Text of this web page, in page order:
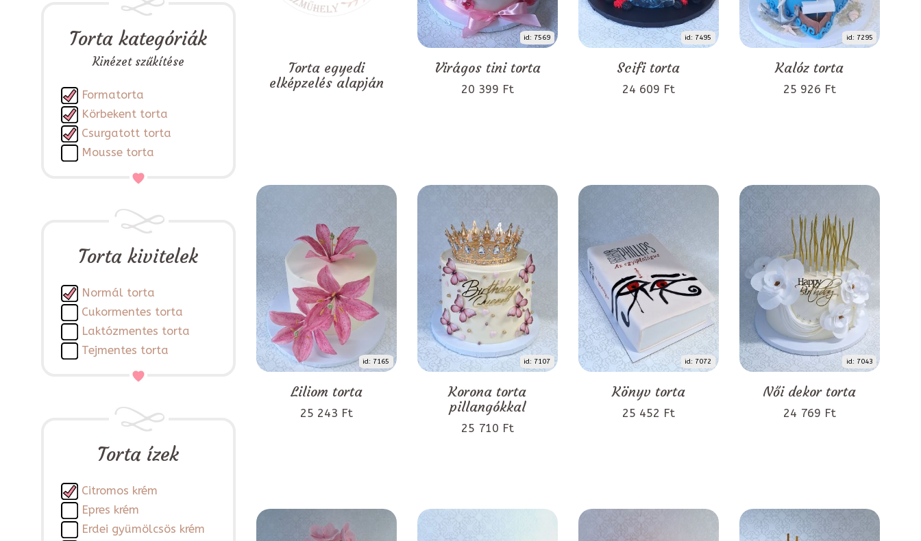
Torta kategóriák
Kinézet szűkítése
Formatorta
Körbekent torta
Csurgatott torta
Mousse torta
Torta kivitelek
Normál torta
Cukormentes torta
Laktózmentes torta
Tejmentes torta
Torta ízek
Citromos krém
Epres krém
Erdei gyümölcsös krém
Torta egyedi
elképzelés alapján
id: 7569
Virágos tini torta
20 399 Ft
id: 7495
Scifi torta
24 609 Ft
id: 7295
Kalóz torta
25 926 Ft
id: 7165
Liliom torta
25 243 Ft
id: 7107
Korona torta
pillangókkal
25 710 Ft
id: 7072
Könyv torta
25 452 Ft
id: 7043
Női dekor torta
24 769 Ft